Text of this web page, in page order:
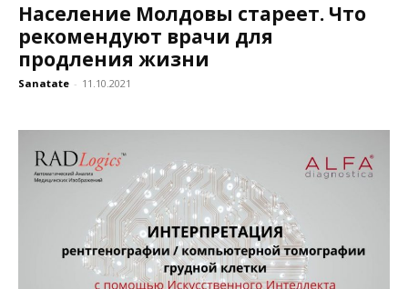
Население Молдовы стареет. Что
рекомендуют врачи для
продления жизни
Sanatate - 11.10.2021